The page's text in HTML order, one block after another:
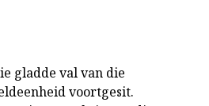
gladde val van die
voortgesit.